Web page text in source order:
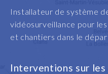
Installateur de système
vidéosurveillance pour
et chantiers dans le
Interventions sur